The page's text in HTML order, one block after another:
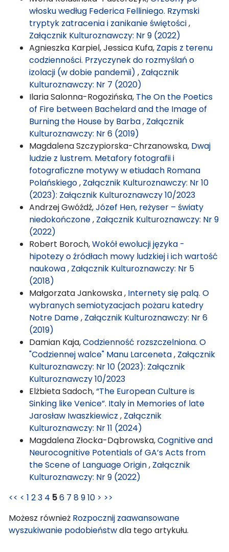
włosku według Federica Felliniego. Rzymski
tryptyk zatracenia i zanikanie świętości,
Załącznik Kulturoznawczy: Nr 9 (2022)
Agnieszka Karpiel, Jessica Kufa, Zapis z terenu
codzienności. Przyczynek do rozmyślań o
izolacji (w dobie pandemii) , Załącznik
Kulturoznawczy: Nr 7 (2020)
Ilaria Salonna-Rogozińska, The On the Poetics
of Fire between Bachelard and the Image of
Burning the House by Barba, Załącznik
Kulturoznawczy: Nr 6 (2019)
Magdalena Szczypiorska-Chrzanowska, Dwaj
ludzie z lustrem. Metafory fotografii i
fotograficzne motywy w etiudach Romana
Polańskiego, Załącznik Kulturoznawczy: Nr 10
(2023): Załącznik Kulturoznawczy 10/2023
Andrzej Gwóźdź,Józef Hen, reżyser – światy
niedokończone, Załącznik Kulturoznawczy: Nr 9
(2022)
Robert Boroch,Wokół ewolucji języka -
hipotezy o źródłach mowy ludzkiej i ich wartość
naukowa, Załącznik Kulturoznawczy: Nr 5
(2018)
Małgorzata Jankowska , Internety się palą. O
wybranych semiotyzacjach pożaru katedry
Notre Dame, Załącznik Kulturoznawczy: Nr 6
(2019)
Damian Kaja,Codzienność rozszczelniona. O
"Codziennej walce" Manu Larceneta, Załącznik
Kulturoznawczy: Nr 10 (2023): Załącznik
Kulturoznawczy 10/2023
Elżbieta Sadoch,“The European Culture is
Sinking like Venice”. Italy in Memories of late
Jarosław Iwaszkiewicz , Załącznik
Kulturoznawczy: Nr 11 (2024)
Magdalena Złocka-Dąbrowska,Cognitive and
Neurocognitive Potentials of GA’s Acts from
the Scene of Language Origin, Załącznik
Kulturoznawczy: Nr 9 (2022)
<< < 1 23 4 56 7 8910 > >>
Możesz również Rozpocznij zaawansowane
wyszukiwanie podobieństwdla tego artykułu.